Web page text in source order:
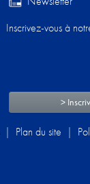
Inscrivez-vous à
>
| Plan du site |